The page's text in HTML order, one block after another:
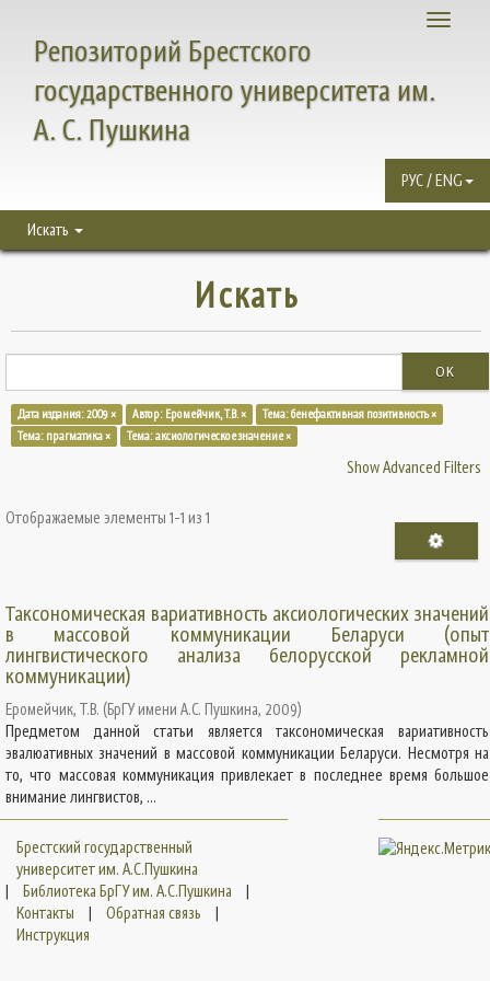
Toggle
Репозиторий Брестского
государственного университета им.
А. С. Пушкина
РУС / ENG
Искать
Искать
OK
Дата издания: 2009 × Автор: Еромейчик, Т.В. ×
Тема: бенефактивная позитивность ×
Тема: прагматика ×
Тема: аксиологическое значение ×
Show Advanced Filters
Отображаемые элементы 1-1 из 1
Таксономическая вариативность аксиологических значений
в массовой коммуникации Беларуси (опыт
лингвистического анализа белорусской рекламной
коммуникации)
Еромейчик, Т.В. (БрГУ имени А.С. Пушкина, 2009)
Предметом данной статьи является таксономическая вариативность
эвалюативных значений в массовой коммуникации Беларуси. Несмотря на
то, что массовая коммуникация привлекает в последнее время большое
внимание лингвистов, ...
Брестский государственный
университет им. А.С.Пушкина
|
Библиотека БрГУ им. А.С.Пушкина
|
Контакты
| Обратная связь
|
Инструкция